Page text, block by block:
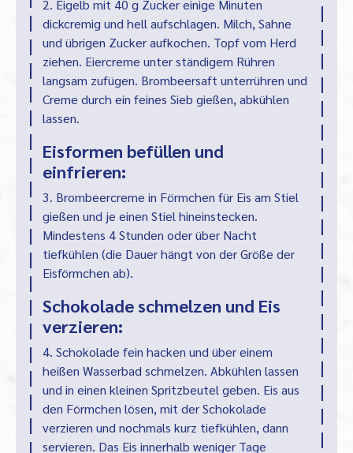
2. Eigelb mit 40 g Zucker einige Minuten
dickcremig und hell aufschlagen. Milch, Sahne
und übrigen Zucker aufkochen. Topf vom Herd
ziehen. Eiercreme unter ständigem Rühren
langsam zufügen. Brombeersaft unterrühren und
Creme durch ein feines Sieb gießen, abkühlen
lassen.
Eisformen befüllen und
einfrieren:
3. Brombeercreme in Förmchen für Eis am Stiel
gießen und je einen Stiel hineinstecken.
Mindestens 4 Stunden oder über Nacht
tiefkühlen (die Dauer hängt von der Größe der
Eisförmchen ab).
Schokolade schmelzen und Eis
verzieren:
4. Schokolade fein hacken und über einem
heißen Wasserbad schmelzen. Abkühlen lassen
und in einen kleinen Spritzbeutel geben. Eis aus
den Förmchen lösen, mit der Schokolade
verzieren und nochmals kurz tiefkühlen, dann
servieren. Das Eis innerhalb weniger Tage